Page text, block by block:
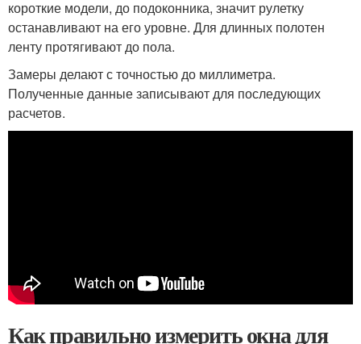
короткие модели, до подоконника, значит рулетку
останавливают на его уровне. Для длинных полотен
ленту протягивают до пола.
Замеры делают с точностью до миллиметра.
Полученные данные записывают для последующих
расчетов.
Как правильно измерить окна для